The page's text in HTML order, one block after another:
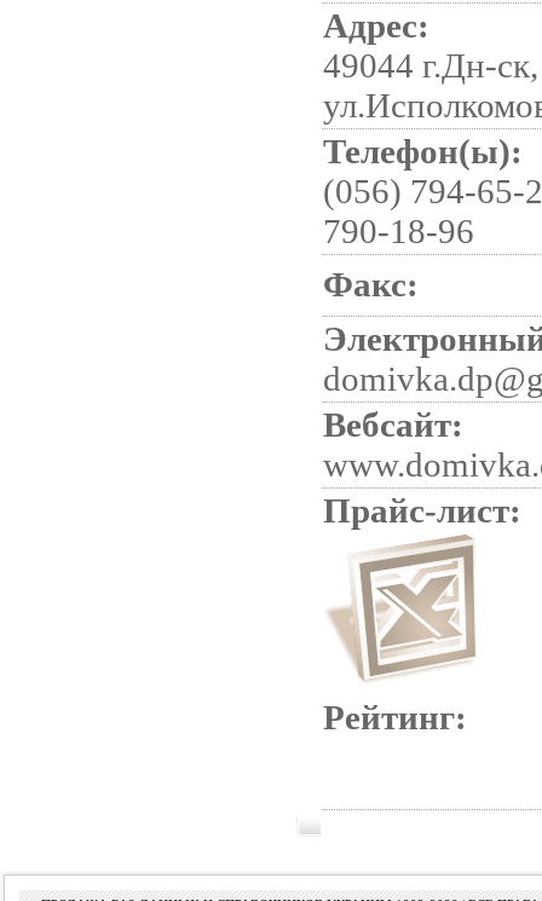
Адрес:
49044 г.Дн-ск,
Телефон(ы):
(056) 794-65-
790-18-96
Факс:
Вебсайт:
Прайс-лист:
Рейтинг: